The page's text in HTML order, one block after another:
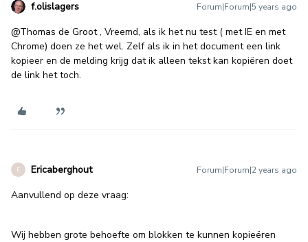
f.olislagers Forum|Forum|5 years ago
@Thomas de Groot, Vreemd, als ik het nu test ( met IE en met
Chrome) doen ze het wel. Zelf als ik in het document een link
kopieer en de melding krijg dat ik alleen tekst kan kopiëren doet
de link het toch.
E Ericaberghout Forum|Forum|2 years ago
Aanvullend op deze vraag:
Wij hebben grote behoefte om blokken te kunnen kopieëren